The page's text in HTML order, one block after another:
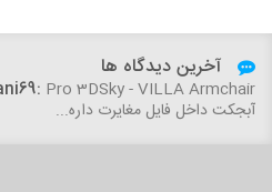
آخرین دیدگاه ها
آبجکت داخل فایل مغایرت داره...